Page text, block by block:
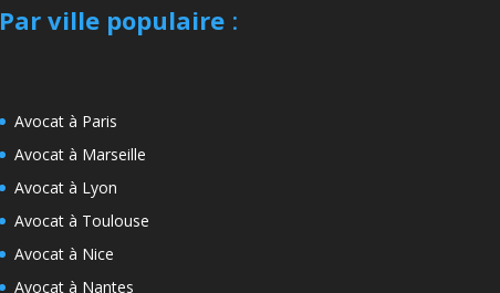
Par ville populaire:
Avocat à Paris
Avocat à Marseille
Avocat à Lyon
Avocat à Toulouse
Avocat à Nice
Avocat à Nantes